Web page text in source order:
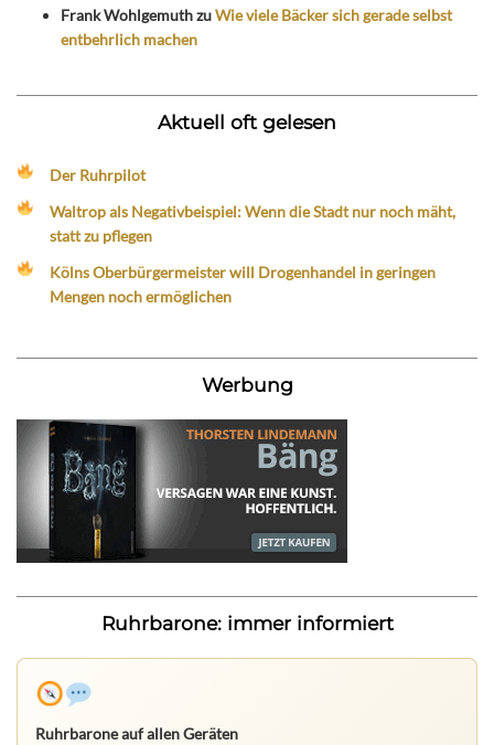
Frank WohlgemuthzuWie viele Bäcker sich gerade selbst
entbehrlich machen
Aktuell oft gelesen
Der Ruhrpilot
Waltrop als Negativbeispiel: Wenn die Stadt nur noch mäht,
statt zu pflegen
Kölns Oberbürgermeister will Drogenhandel in geringen
Mengen noch ermöglichen
Werbung
Ruhrbarone: immer informiert
Ruhrbarone auf allen Geräten